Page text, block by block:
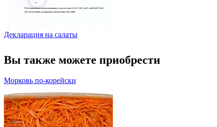
Декларация на салаты
Вы также можете приобрести
Морковь по-корейски